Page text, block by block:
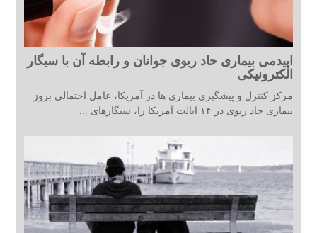
اپیدمی بیماری حاد ریوی جوانان و رابطه آن با سیگار
الکترونیکی
مرکز کنترل و پیشگیری بیماری ها در آمریکا، عامل احتمالی بروز
بیماری حاد ریوی در ۱۴ ایالت آمریکا را، سیگارهای ...